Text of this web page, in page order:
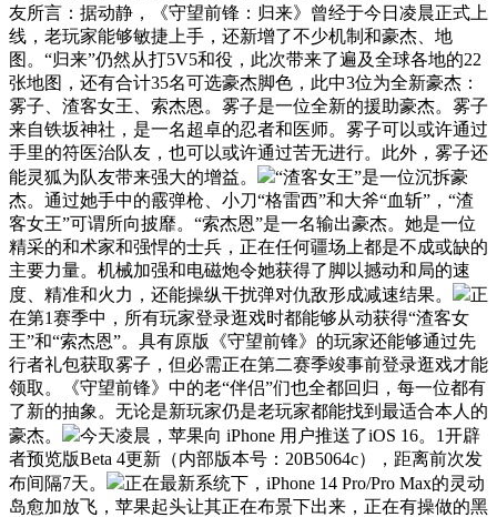
友所言：据动静，《守望前锋：归来》曾经于今日凌晨正式上
线，老玩家能够敏捷上手，还新增了不少机制和豪杰、地
图。“归来”仍然从打5V5和役，此次带来了遍及全球各地的22
张地图，还有合计35名可选豪杰脚色，此中3位为全新豪杰：
雾子、渣客女王、索杰恩。雾子是一位全新的援助豪杰。雾子
来自铁坂神社，是一名超卓的忍者和医师。雾子可以或许通过
手里的符医治队友，也可以或许通过苦无进行。此外，雾子还
能灵狐为队友带来强大的增益。
“渣客女王”是一位沉拆豪
杰。通过她手中的霰弹枪、小刀“格雷西”和大斧“血斩”，“渣
客女王”可谓所向披靡。“索杰恩”是一名输出豪杰。她是一位
精采的和术家和强悍的士兵，正在任何疆场上都是不成或缺的
主要力量。机械加强和电磁炮令她获得了脚以撼动和局的速
度、精准和火力，还能操纵干扰弹对仇敌形成减速结果。
正
在第1赛季中，所有玩家登录逛戏时都能够从动获得“渣客女
王”和“索杰恩”。具有原版《守望前锋》的玩家还能够通过先
行者礼包获取雾子，但必需正在第二赛季竣事前登录逛戏才能
领取。《守望前锋》中的老“伴侣”们也全都回归，每一位都有
了新的抽象。无论是新玩家仍是老玩家都能找到最适合本人的
豪杰。
今天凌晨，苹果向 iPhone 用户推送了iOS 16。1开辟
者预览版Beta 4更新（内部版本号：20B5064c），距离前次发
布间隔7天。
正在最新系统下，iPhone 14 Pro/Pro Max的灵动
岛愈加放飞，苹果起头让其正在布景下出来，正在有操做的黑